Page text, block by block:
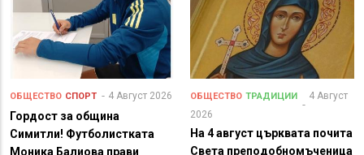
ОБЩЕСТВО СПОРТ 4 Август 2026
Гордост за община
Симитли! Футболистката
Моника Балиова прави
ОБЩЕСТВО ТРАДИЦИИ
4 Август
2026
На 4 август църквата почита
Света преподобномъченица